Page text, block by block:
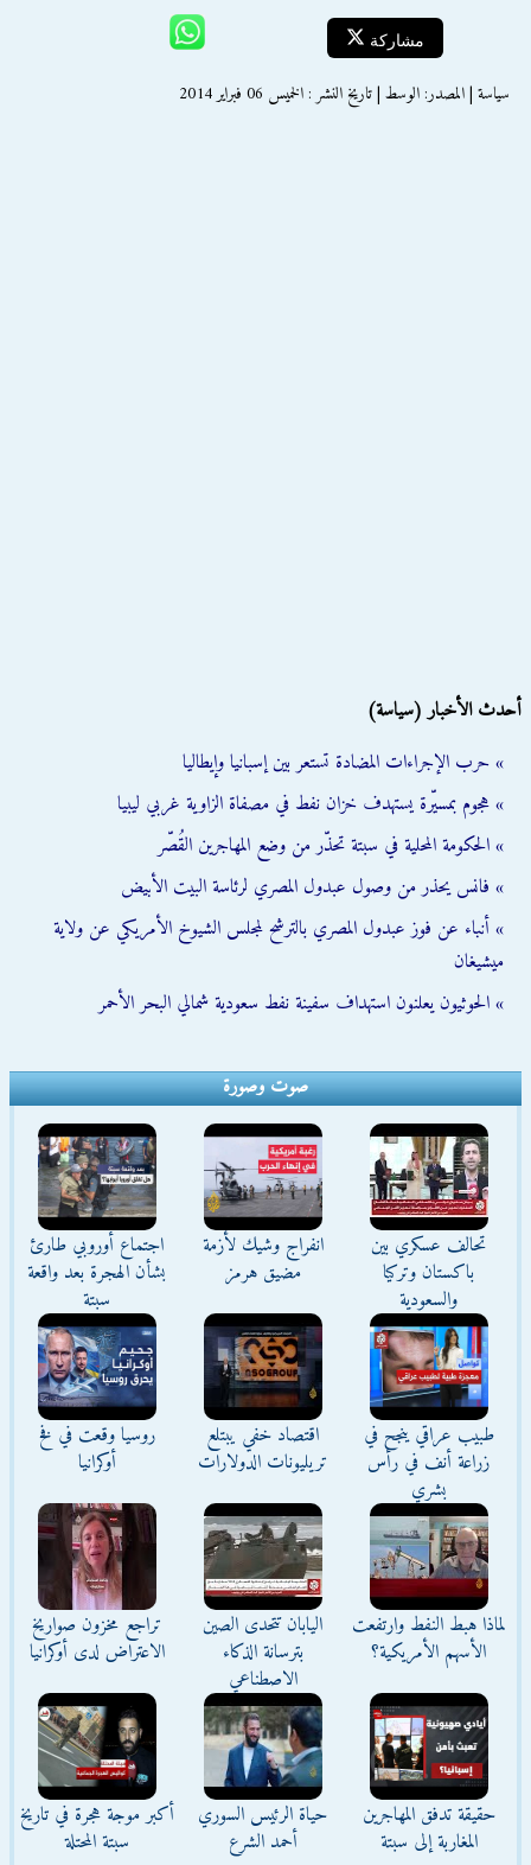
مشاركة
سياسة | المصدر: الوسط | تاريخ النشر : الخميس 06 فبراير 2014
أحدث الأخبار (سياسة)
» حرب الإجراءات المضادة تستعر بين إسبانيا وإيطاليا
» هجوم بمسيّرة يستهدف خزان نفط في مصفاة الزاوية غربي ليبيا
» الحكومة المحلية في سبتة تحذّر من وضع المهاجرين القُصّر
» فانس يحذر من وصول عبدول المصري لرئاسة البيت الأبيض
» أنباء عن فوز عبدول المصري بالترشح لمجلس الشيوخ الأمريكي عن ولاية
ميشيغان
» الحوثيون يعلنون استهداف سفينة نفط سعودية شمالي البحر الأحمر
صوت وصورة
تحالف عسكري بين
باكستان وتركيا
والسعودية
انفراج وشيك لأزمة
مضيق هرمز
اجتماع أوروبي طارئ
بشأن الهجرة بعد واقعة
سبتة
طبيب عراقي ينجح في
زراعة أنف في رأس
بشري
اقتصاد خفي يبتلع
تريليونات الدولارات
روسيا وقعت في فخ
أوكرانيا
لماذا هبط النفط وارتفعت
الأسهم الأمريكية؟
اليابان تتحدى الصين
بترسانة الذكاء
الاصطناعي
تراجع مخزون صواريخ
الاعتراض لدى أوكرانيا
حقيقة تدفق المهاجرين
المغاربة إلى سبتة
حياة الرئيس السوري
أحمد الشرع
أكبر موجة هجرة في تاريخ
سبتة المحتلة